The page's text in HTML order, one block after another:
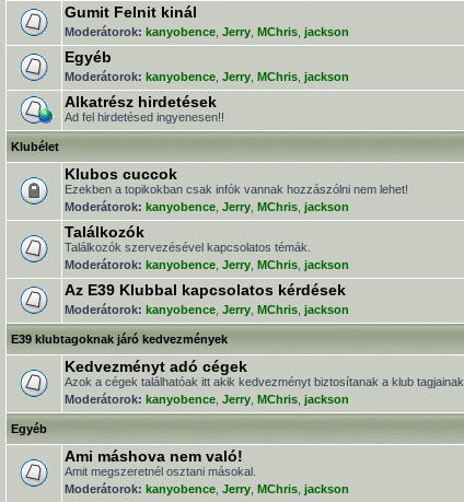
Gumit Felnit kinál
Moderátorok: kanyobence Jerry MChris jackson
Egyéb
Moderátorok: kanyobence Jerry MChris jackson
Alkatrész hirdetések
Ad fel hirdetésed ingyenesen!!
Klubélet
Klubos cuccok
Ezekben a topikokban csak infók vannak hozzászólni nem lehet!
Moderátorok: kanyobence Jerry MChris jackson
Találkozók
Találkozók szervezésével kapcsolatos témák.
Moderátorok: kanyobence Jerry MChris jackson
Az E39 Klubbal kapcsolatos kérdések
Moderátorok: kanyobence Jerry MChris jackson
E39 klubtagoknak járó kedvezmények
Kedvezményt adó cégek
Azok a cégek találhatóak itt akik kedvezményt biztosítanak a klub tagjainak.
Moderátorok: kanyobence Jerry MChris jackson
Egyéb
Ami máshova nem való!
Amit megszeretnél osztani másokal.
Moderátorok: kanyobence Jerry MChris jackson